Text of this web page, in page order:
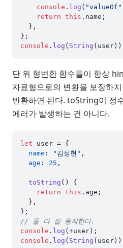
console . log ( "valueOf"
return this . name ;
console . log ( String
단 위 형변환 함수들이 항상
자료형으로의 변환을 보장하
반환하면 된다. toString이 정
에러가 발생하는 건 아니다.
let user = {
name : "김성현" ,
age : 25 ,
toString ( ) {
return this . age ;
// 둘 다 잘 동작한다.
console . log
console . log ( String